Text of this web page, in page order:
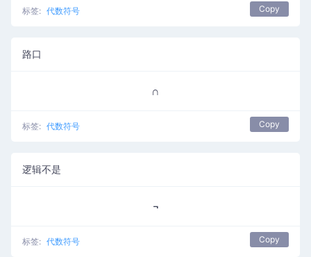
标签: 代数符号 Copy
路口
∩
标签: 代数符号 Copy
逻辑不是
¬
标签: 代数符号 Copy